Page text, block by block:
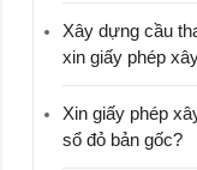
Xây dựng cầu
xin giấy phép
Xin giấy phép
sổ đỏ bản gốc?